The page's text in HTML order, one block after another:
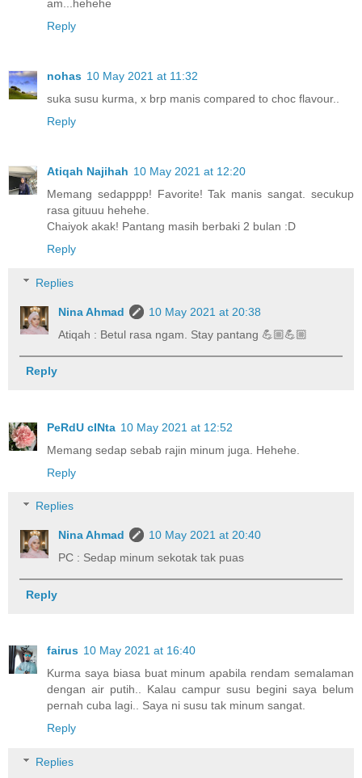
am...hehehe
Reply
nohas 10 May 2021 at 11:32
suka susu kurma, x brp manis compared to choc flavour..
Reply
Atiqah Najihah 10 May 2021 at 12:20
Memang sedapppp! Favorite! Tak manis sangat. secukup
rasa gituuu hehehe.
Chaiyok akak! Pantang masih berbaki 2 bulan :D
Reply
Replies
Nina Ahmad
10 May 2021 at 20:38
Atiqah : Betul rasa ngam. Stay pantang 💪🏼💪🏼
Reply
PeRdU cINta 10 May 2021 at 12:52
Memang sedap sebab rajin minum juga. Hehehe.
Reply
Replies
Nina Ahmad
10 May 2021 at 20:40
PC : Sedap minum sekotak tak puas
Reply
fairus 10 May 2021 at 16:40
Kurma saya biasa buat minum apabila rendam semalaman
dengan air putih.. Kalau campur susu begini saya belum
pernah cuba lagi.. Saya ni susu tak minum sangat.
Reply
Replies